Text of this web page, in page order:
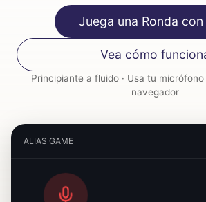
Juega una Ronda con
Vea cómo
Principiante a fluido · Usa tu micrófono
navegador
ALIAS GAME